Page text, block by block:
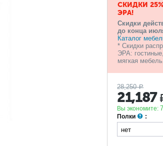
СКИДКИ
ЭРА!
Скидки
до конца
Каталог
* Скидки
ЭРА:
мягкая
28,250 Р
21,187
Вы экономите:
Полки :